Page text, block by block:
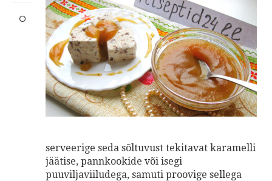
serveerige seda sõltuvust tekitavat karamelli
jäätise, pannkookide või isegi
puuviljaviiludega, samuti proovige sellega